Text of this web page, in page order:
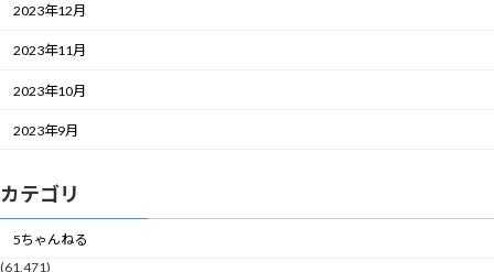
2023年12月
2023年11月
2023年10月
2023年9月
カテゴリ
5ちゃんねる
(61,471)